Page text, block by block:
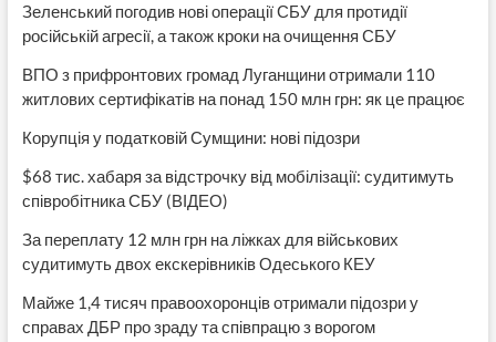
Зеленський погодив нові операції СБУ для протидії
російській агресії, а також кроки на очищення СБУ
ВПО з прифронтових громад Луганщини отримали 110
житлових сертифікатів на понад 150 млн грн: як це працює
Корупція у податковій Сумщини: нові підозри
$68 тис. хабаря за відстрочку від мобілізації: судитимуть
співробітника СБУ (ВІДЕО)
За переплату 12 млн грн на ліжках для військових
судитимуть двох екскерівників Одеського КЕУ
Майже 1,4 тисяч правоохоронців отримали підозри у
справах ДБР про зраду та співпрацю з ворогом